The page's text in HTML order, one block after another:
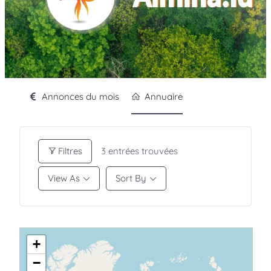
Annonces du mois Annuaire
Filtres 3 entrées trouvées
View As Sort By
+
−